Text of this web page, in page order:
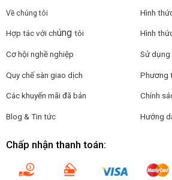
Về chúng tôi
Hợp tác với chúng tôi
Cơ hội nghề nghiệp
Quy chế sàn giao dịch
Các khuyến mãi đã bán
Blog & Tin tức
Hình
Hình
Sử dụng
Phương
Chính
Hướng
Chấp nhận thanh toán: